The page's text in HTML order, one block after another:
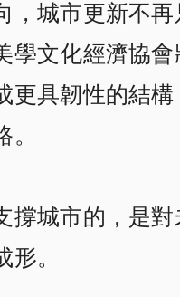
，城市更新不
學文化經濟協
更具韌性的結
撐城市的，是
。